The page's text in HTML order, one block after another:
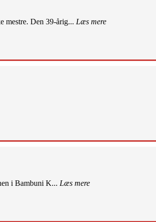
mestre. Den 39-årig... Læs mere
i Bambuni K... Læs mere